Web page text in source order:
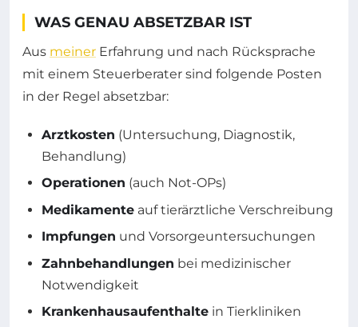
WAS GENAU ABSETZBAR IST
Aus meiner Erfahrung und nach Rücksprache
mit einem Steuerberater sind folgende Posten
in der Regel absetzbar:
Arztkosten (Untersuchung, Diagnostik,
Behandlung)
Operationen (auch Not-OPs)
Medikamente auf tierärztliche Verschreibung
Impfungen und Vorsorgeuntersuchungen
Zahnbehandlungen bei medizinischer
Notwendigkeit
Krankenhausaufenthalte in Tierkliniken